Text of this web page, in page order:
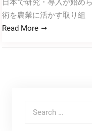
日本で研究・導入が始め
術を農業に活かす取り組
Read More